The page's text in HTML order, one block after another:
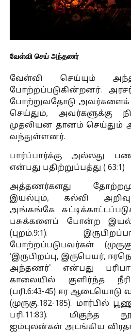
வேள்வி செய் அந்தணர்
வேள்வி செய்யும்
போற்றப்படுகின்றனர்.
போற்றுவதோடு
செய்தும், அவர்களுக்கு
முதலியன தானம்
வந்துள்ளனர்.
பார்ப்பார்க்கு அல்லது
என்பது பதிற்றுப்பத்து ( 63:1)
அத்தணர்களது
இயல்பும், கல்வி
அங்கங்கே
பசுக்களைப் போன்ற
(புறம்.9:1).
போற்றப்படுபவர்கள்
‘இருபிறப்பு, இருபெயர்,
அந்தணர்' என்பது பரிபாடல்
காலையில் குளிர்ந்த
(பரி.6:43-45) ஈர ஆடையொடு
(முருகு.182-185).
பரி.11:83). மிகுந்த
ஐம்புலன்கள் அடங்கிய